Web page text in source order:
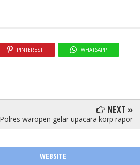
PINTEREST WHATSAPP
NEXT »
Polres waropen gelar upacara korp rapor
WEBSITE